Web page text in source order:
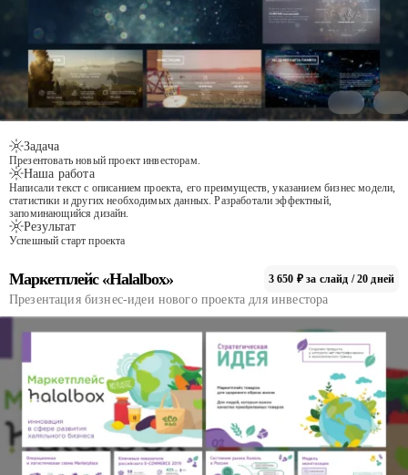
Задача
Презентовать новый проект инвесторам.
Наша работа
Написали текст с описанием проекта, его преимуществ, указанием бизнес модели,
статистики и других необходимых данных. Разработали эффектный,
запоминающийся дизайн.
Результат
Успешный старт проекта
Маркетплейс «Halalbox» 3 650 ₽ за слайд / 20 дней
Презентация бизнес-идеи нового проекта для инвестора